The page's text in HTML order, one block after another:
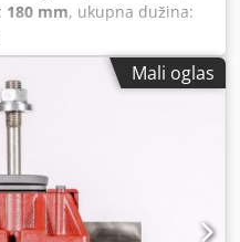
180 mm, ukupna dužina:
Mali oglas